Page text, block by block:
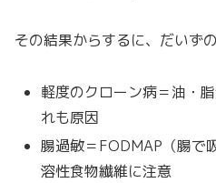
その結果からするに、だいず
軽度のクローン病＝油・
れも原因
腸過敏＝FODMAP（腸で
溶性食物繊維に注意